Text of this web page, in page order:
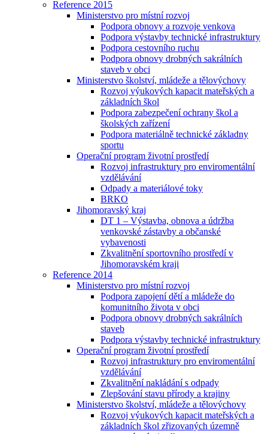
Reference 2015
Ministerstvo pro místní rozvoj
Podpora obnovy a rozvoje venkova
Podpora výstavby technické infrastruktury
Podpora cestovního ruchu
Podpora obnovy drobných sakrálních
staveb v obci
Ministerstvo školství, mládeže a tělovýchovy
Rozvoj výukových kapacit mateřských a
základních škol
Podpora zabezpečení ochrany škol a
školských zařízení
Podpora materiálně technické základny
sportu
Operační program životní prostředí
Rozvoj infrastruktury pro enviromentální
vzdělávání
Odpady a materiálové toky
BRKO
Jihomoravský kraj
DT 1 – Výstavba, obnova a údržba
venkovské zástavby a občanské
vybavenosti
Zkvalitnění sportovního prostředí v
Jihomoravském kraji
Reference 2014
Ministerstvo pro místní rozvoj
Podpora zapojení dětí a mládeže do
komunitního života v obci
Podpora obnovy drobných sakrálních
staveb
Podpora výstavby technické infrastruktury
Operační program životní prostředí
Rozvoj infrastruktury pro enviromentální
vzdělávání
Zkvalitnění nakládání s odpady
Zlepšování stavu přírody a krajiny
Ministerstvo školství, mládeže a tělovýchovy
Rozvoj výukových kapacit mateřských a
základních škol zřizovaných územně